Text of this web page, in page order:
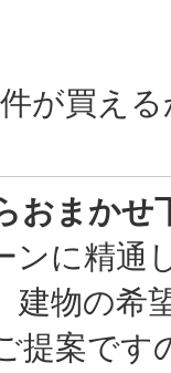
が買え
おまかせ
ンに精通
建物の希
提案です